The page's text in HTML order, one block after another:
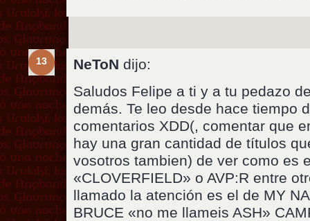
13 NeToN dijo:
Saludos Felipe a ti y a tu pedazo
demás. Te leo desde hace tiempo
comentarios XDD(, comentar que
hay una gran cantidad de títulos
vosotros tambien) de ver como es
«CLOVERFIELD» o AVP:R entre
llamado la atención es el de MY
BRUCE «no me llameis ASH»